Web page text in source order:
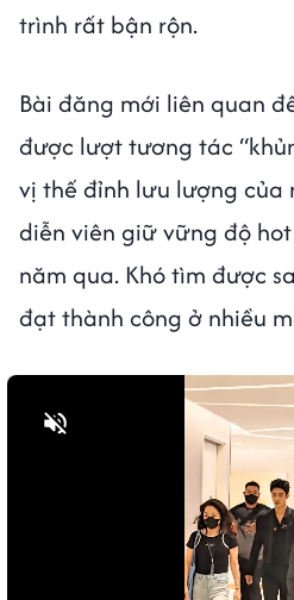
trình rất bận rộn.
Bài đăng mới liên quan
được lượt tương tác
vị thế đỉnh lưu lượng của
diễn viên giữ vững độ
năm qua. Khó tìm được
đạt thành công ở nhiều